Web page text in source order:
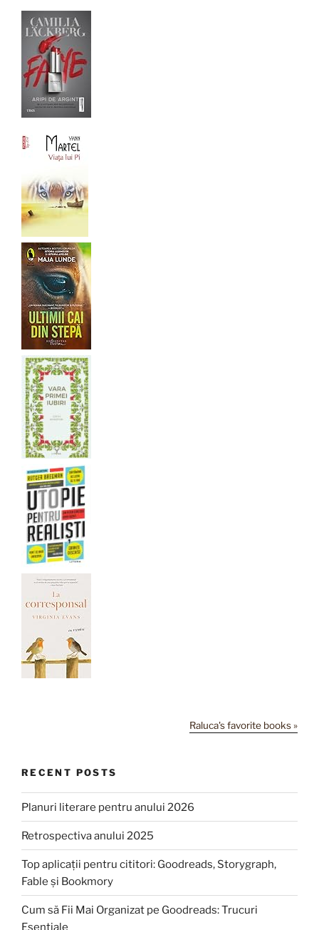
Raluca's favorite books »
RECENT POSTS
Planuri literare pentru anului 2026
Retrospectiva anului 2025
Top aplicații pentru cititori: Goodreads, Storygraph,
Fable și Bookmory
Cum să Fii Mai Organizat pe Goodreads: Trucuri
Esențiale